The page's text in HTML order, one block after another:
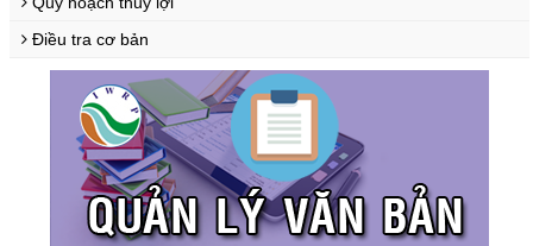
Điều tra cơ bản